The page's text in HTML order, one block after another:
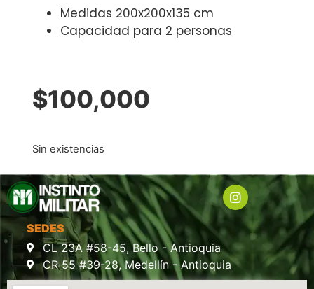
Medidas 200x200x135 cm
Capacidad para 2 personas
$100,000
Sin existencias
SEDES
CL 23A #58-45, Bello - Antioquia
CR 55 #39-28, Medellín - Antioquia